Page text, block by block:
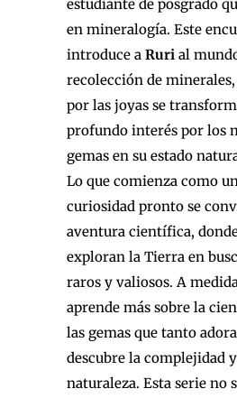
estudiante de posgrado
en mineralogía. Este
introduce a Ruri al
recolección de
por las joyas se
profundo interés por los
gemas en su estado
Lo que comienza como
curiosidad pronto se
aventura científica,
exploran la Tierra en
raros y valiosos. A
aprende más sobre la
las gemas que tanto
descubre la complejidad
naturaleza. Esta serie no